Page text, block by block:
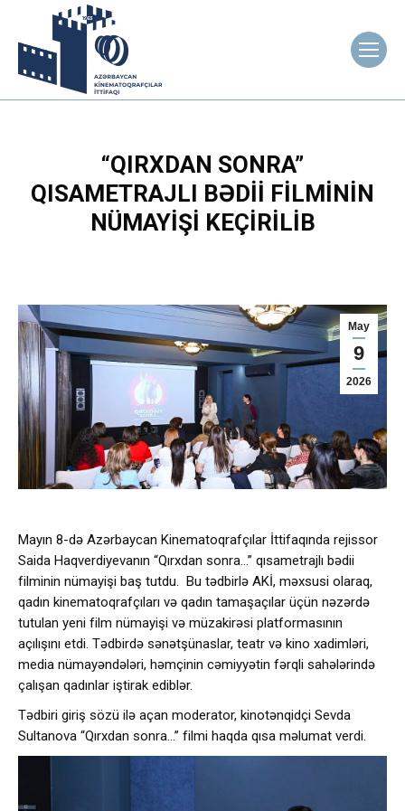
“QIRXDAN SONRA”
QISAMETRAJLI BƏDII FILMININ
NÜMAYIŞI KEÇIRILIB
May
9
2026
Mayın 8-də Azərbaycan Kinematoqrafçılar İttifaqında rejissor
Saida Haqverdiyevanın “Qırxdan sonra…” qısametrajlı bədii
filminin nümayişi baş tutdu. Bu tədbirlə AKİ, məxsusi olaraq,
qadın kinematoqrafçıları və qadın tamaşaçılar üçün nəzərdə
tutulan yeni film nümayişi və müzakirəsi platformasının
açılışını etdi. Tədbirdə sənətşünaslar, teatr və kino xadimləri,
media nümayəndələri, həmçinin cəmiyyətin fərqli sahələrində
çalışan qadınlar iştirak ediblər.
Tədbiri giriş sözü ilə açan moderator, kinotənqidçi Sevda
Sultanova “Qırxdan sonra…” filmi haqda qısa məlumat verdi.